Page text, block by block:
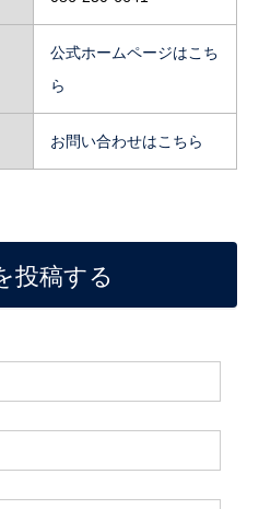
公式ホームページはこち
ら
お問い合わせはこちら
投稿する